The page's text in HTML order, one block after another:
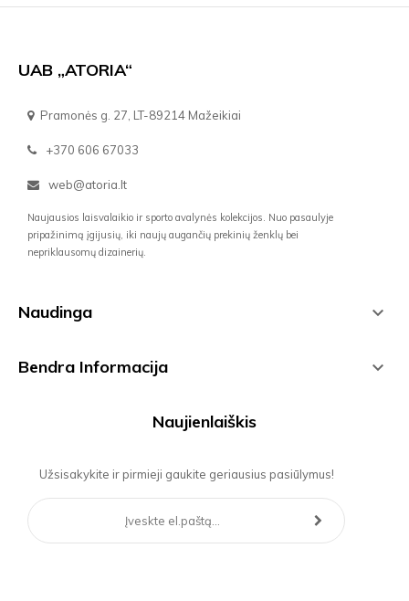
UAB „ATORIA“
Pramonės g. 27, LT-89214 Mažeikiai
+370 606 67033
web@atoria.lt
Naujausios laisvalaikio ir sporto avalynės kolekcijos. Nuo pasaulyje
pripažinimą įgijusių, iki naujų augančių prekinių ženklų bei
nepriklausomų dizainerių.
Naudinga 
Bendra Informacija 
Naujienlaiškis
Užsisakykite ir pirmieji gaukite geriausius pasiūlymus!